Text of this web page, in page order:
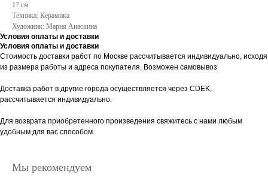
17 см
Техника: Керамика
Художник: Мария Анаскина
Условия оплаты и доставки
Условия оплаты и доставки
Стоимость доставки работ по Москве рассчитывается индивидуально, исходя
из размера работы и адреса покупателя. Возможен самовывоз
Доставка работ в другие города осуществляется через CDEK,
рассчитывается индивидуально.
Для возврата приобретенного произведения свяжитесь с нами любым
удобным для вас способом.
Мы рекомендуем